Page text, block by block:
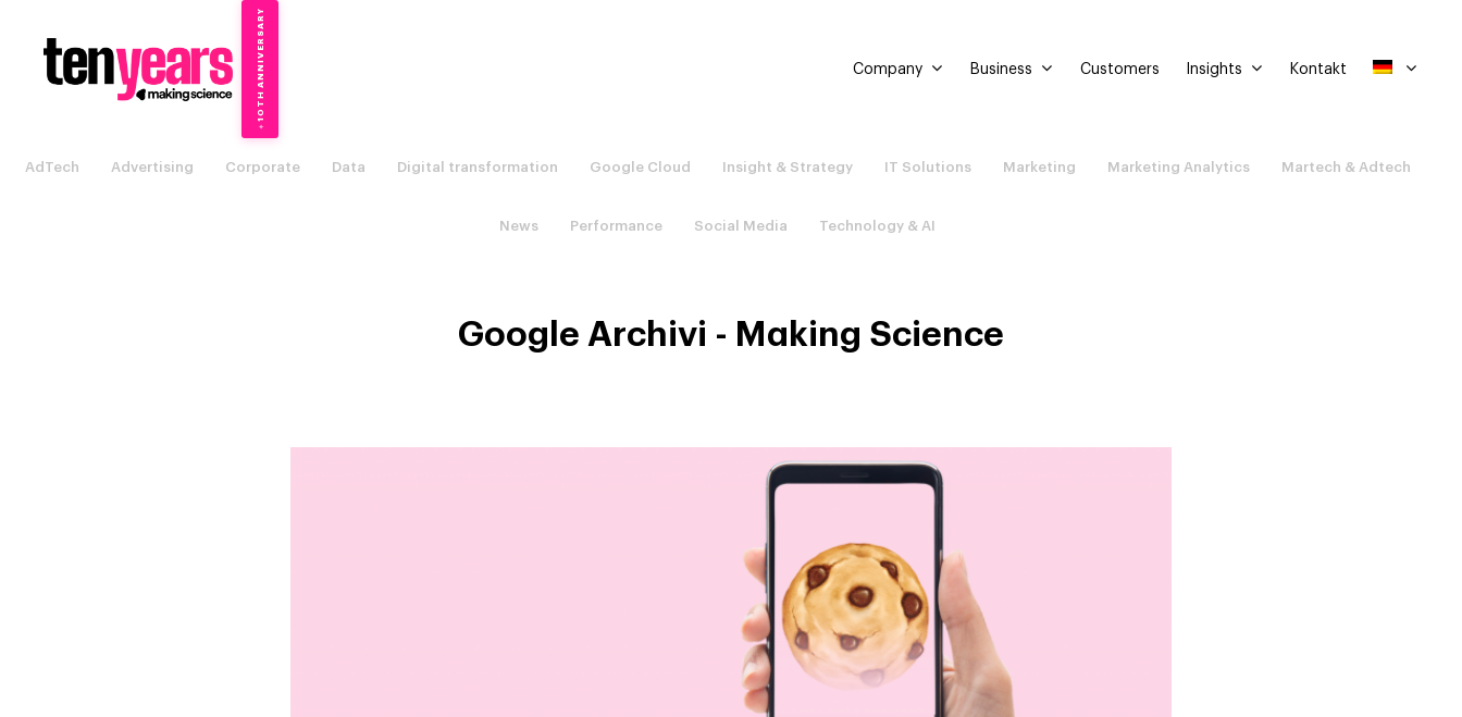
✦
10TH ANNIVERSARY Company Business Customers Insights Kontakt
AdTech Advertising Corporate Data Digital transformation Google Cloud Insight & Strategy IT Solutions Marketing Marketing Analytics Martech & Adtech
News Performance Social Media Technology & AI
Google Archivi - Making Science